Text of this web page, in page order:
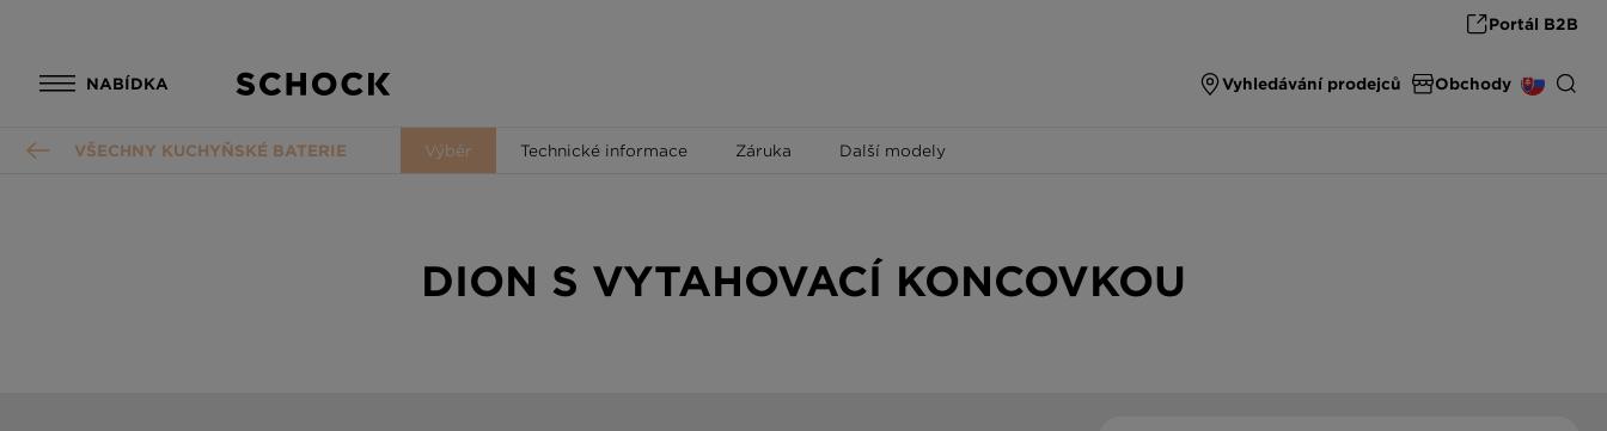
Portál B2B
NABÍDKA Vyhledávání prodejců Obchody
VŠECHNY KUCHYŇSKÉ BATERIE Výběr Technické informace Záruka Další modely
DION S VYTAHOVACÍ KONCOVKOU